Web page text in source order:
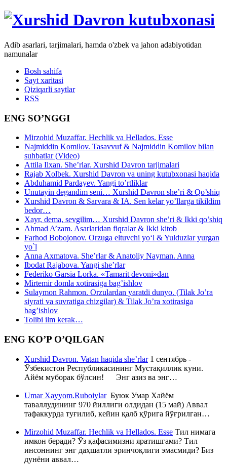
Adib asarlari, tarjimalari, hamda o'zbek va jahon adabiyotidan
namunalar
Bosh sahifa
Sayt xaritasi
Qiziqarli saytlar
RSS
ENG SO’NGGI
Mirzohid Muzaffar. Hechlik va Hellados. Esse
Najmiddin Komilov. Tasavvuf & Najmiddin Komilov bilan
suhbatlar (Video)
Attila Ilxan. She’rlar. Xurshid Davron tarjimalari
Rajab Xolbek. Xurshid Davron va uning kutubxonasi haqida
Abduhamid Pardayev. Yangi to’rtliklar
Unutayin degandim seni… Xurshid Davron she’ri & Qo’shiq
Xurshid Davron & Sarvara & IA. Sen kelar yo’llarga tikildim
bedor…
Xayr, dema, sevgilim… Xurshid Davron she’ri & Ikki qo’shiq
Ahmad A’zam. Asarlaridan fiqralar & Ikki kitob
Farhod Bobojonov. Orzuga eltuvchi yo‘l & Yulduzlar yurgan
yo`l
Anna Axmatova. She’rlar & Anatoliy Nayman. Anna
Ibodat Rajabova. Yangi she’rlar
Federiko Garsia Lorka. «Tamarit devoni»dan
Mirtemir domla xotirasiga bag’ishlov
Sulaymon Rahmon. Orzulardan yaratdi dunyo. (Tilak Jo’ra
siyrati va suvratiga chizgilar) & Tilak Jo’ra xotirasiga
bag’ishlov
Tolibi ilm kerak…
ENG KO’P O’QILGAN
Xurshid Davron. Vatan haqida she’rlar1 сентябрь -
Ўзбекистон Республикасининг Мустақиллик куни.
Айём муборак бўлсин! Энг азиз ва энг…
Umar Xayyom.RuboiylarБуюк Умар Хайём
таваллудининг 970 йиллиги олдидан (15 май) Аввал
тафаккурда туғилиб, кейин қалб қўрига йўғрилган…
Mirzohid Muzaffar. Hechlik va Hellados. Esse Тил нимага
имкон беради? Ўз қафасимизни яратишгами? Тил
инсоннинг энг даҳшатли эринчоқлиги эмасмиди? Биз
дунёни аввал…